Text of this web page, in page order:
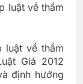
luật về thẩm
luật về thẩm
Giá 2012
định hướng